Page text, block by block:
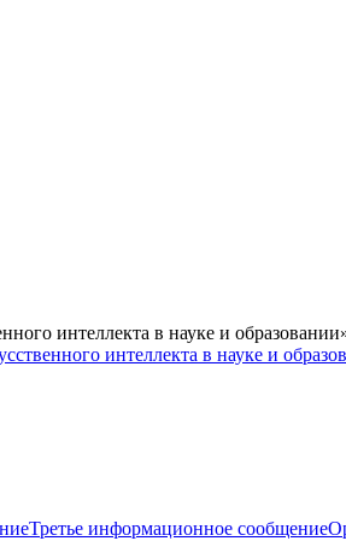
интеллекта в науке и
интеллекта в науке и
Третье информационное сообщение